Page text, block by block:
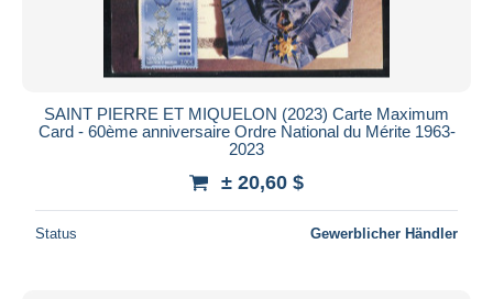
SAINT PIERRE ET MIQUELON (2023) Carte Maximum
Card - 60ème anniversaire Ordre National du Mérite 1963-
2023
± 20,60 $
Status Gewerblicher Händler